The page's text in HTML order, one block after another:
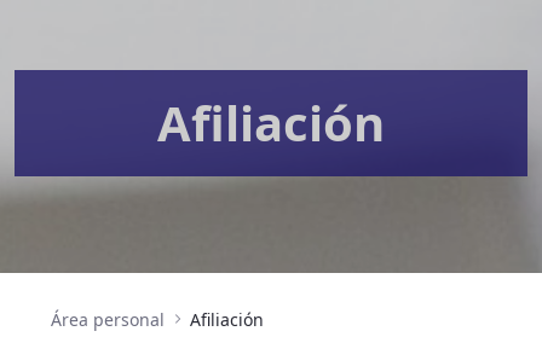
Afiliación
Área personal Afiliación